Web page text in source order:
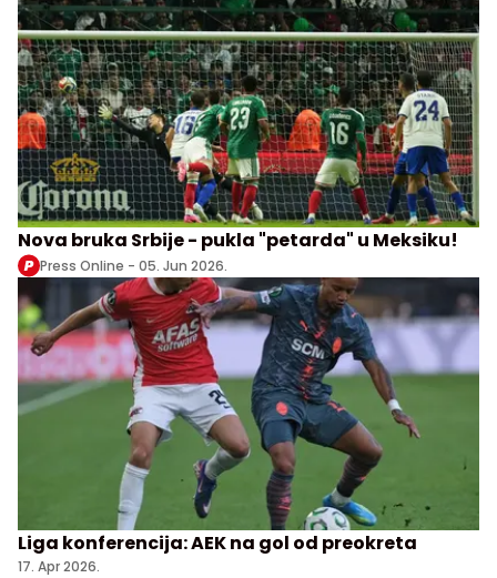
Nova bruka Srbije - pukla "petarda" u Meksiku!
Press Online - 05. Jun 2026.
Liga konferencija: AEK na gol od preokreta
17. Apr 2026.